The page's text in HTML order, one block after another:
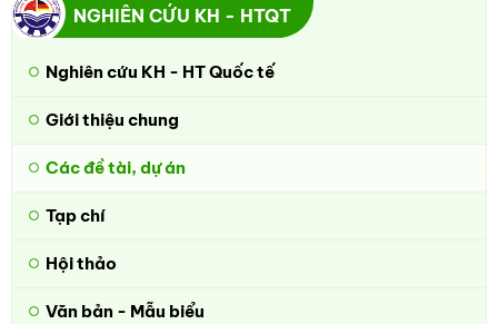
NGHIÊN CỨU KH - HTQT
Nghiên cứu KH - HT Quốc tế
Giới thiệu chung
Các đề tài, dự án
Tạp chí
Hội thảo
Văn bản - Mẫu biểu